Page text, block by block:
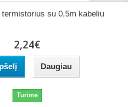
termistorius su 0,5m kabeliu
2,24€
Daugiau
Turime